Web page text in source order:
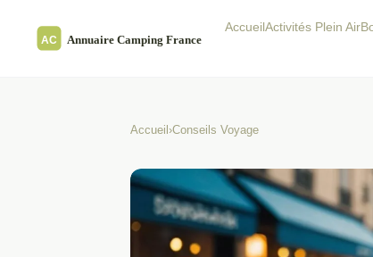
AccueilActivités Plein Air
Accueil ›Conseils Voyage